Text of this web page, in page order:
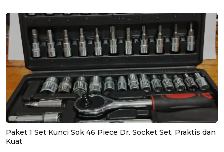
Paket 1 Set Kunci Sok 46 Piece Dr. Socket Set, Praktis dan
Kuat